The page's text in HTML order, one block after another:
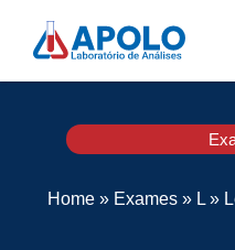
Home» Exames» L»